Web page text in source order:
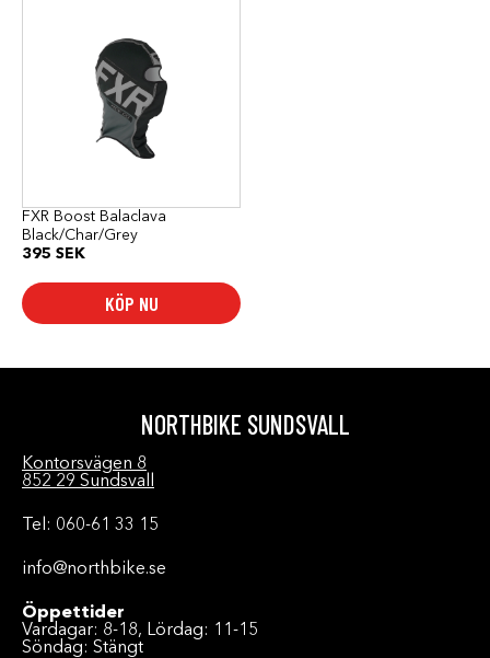
FXR Boost Balaclava
Black/Char/Grey
395 SEK
KÖP NU
NORTHBIKE SUNDSVALL
Kontorsvägen 8
852 29 Sundsvall
Tel: 060-61 33 15
info@northbike.se
Öppettider
Vardagar: 8-18, Lördag: 11-15
Söndag: Stängt